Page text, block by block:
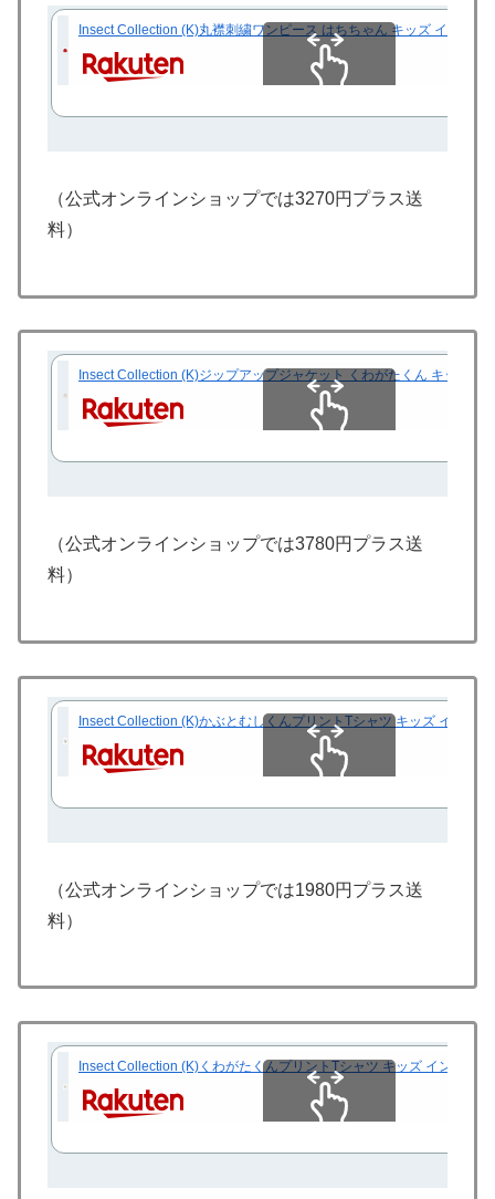
Insect Collection (K)丸襟刺繍ワンピース はちちゃん キッズ インセ
（公式オンラインショップでは3270円プラス送
料）
Insect Collection (K)ジップアップジャケット くわがたくん キッズ
（公式オンラインショップでは3780円プラス送
料）
Insect Collection (K)かぶとむしくんプリントTシャツ キッズ インセ
（公式オンラインショップでは1980円プラス送
料）
Insect Collection (K)くわがたくんプリントTシャツ キッズ インセク